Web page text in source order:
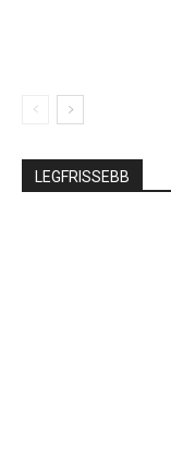
LEGFRISSEBB